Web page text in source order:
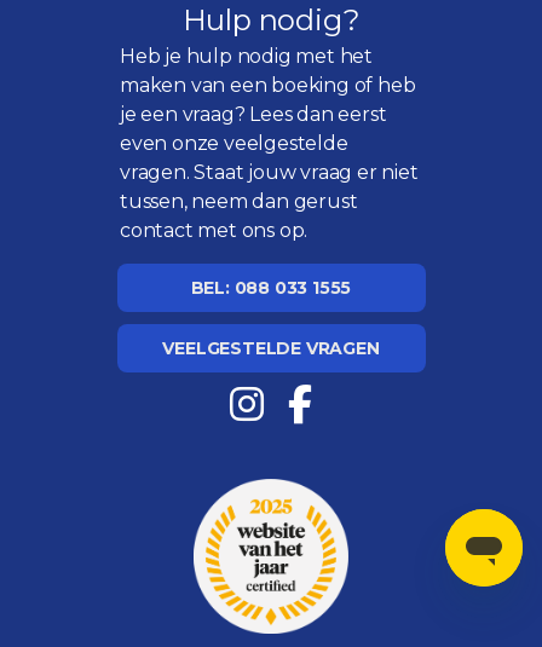
Hulp nodig?
Heb je hulp nodig met het
maken van een boeking of heb
je een vraag? Lees dan eerst
even onzeveelgestelde
vragen. Staat jouw vraag er niet
tussen, neem dan gerust
contact met ons op.
BEL: 088 033 1555
VEELGESTELDE VRAGEN